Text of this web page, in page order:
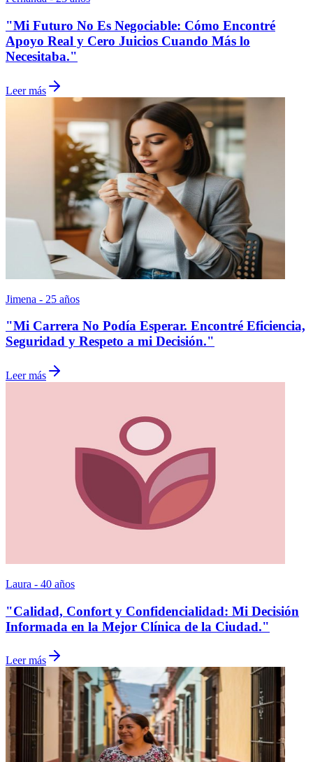
"Mi Futuro No Es Negociable: Cómo Encontré
Apoyo Real y Cero Juicios Cuando Más lo
Necesitaba."
Leer más
Jimena - 25 años
"Mi Carrera No Podía Esperar. Encontré Eficiencia,
Seguridad y Respeto a mi Decisión."
Leer más
Laura - 40 años
"Calidad, Confort y Confidencialidad: Mi Decisión
Informada en la Mejor Clínica de la Ciudad."
Leer más